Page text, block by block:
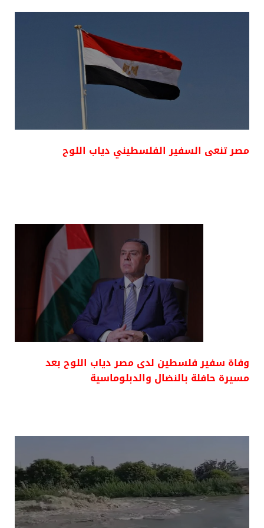
مصر تنعى السفير الفلسطيني دياب اللوح
وفاة سفير فلسطين لدى مصر دياب اللوح بعد
مسيرة حافلة بالنضال والدبلوماسية